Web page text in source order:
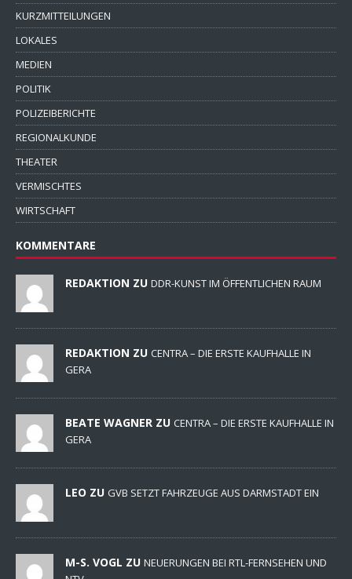
KURZMITTEILUNGEN
LOKALES
MEDIEN
POLITIK
POLIZEIBERICHTE
REGIONALKUNDE
THEATER
VERMISCHTES
WIRTSCHAFT
KOMMENTARE
REDAKTION ZU DDR-KUNST IM ÖFFENTLICHEN RAUM
REDAKTION ZU CENTRA – DIE ERSTE KAUFHALLE IN
GERA
BEATE WAGNER ZU CENTRA – DIE ERSTE KAUFHALLE IN
GERA
LEO ZU GVB SETZT FAHRZEUGE AUS DARMSTADT EIN
M-S. VOGL ZU NEUERUNGEN BEI RTL-FERNSEHEN UND